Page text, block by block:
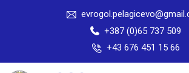
+387 (0)65 737 509
+43 676 451 15 66